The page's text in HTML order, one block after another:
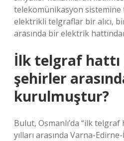
telekomünikasyon
elektrikli telgraflar bir alıcı,
arasında bir elektrik
İlk telgraf hattı
şehirler
kurulmuştur?
Bulut, Osmanlı’da “ilk telgraf
yılları arasında Varna-